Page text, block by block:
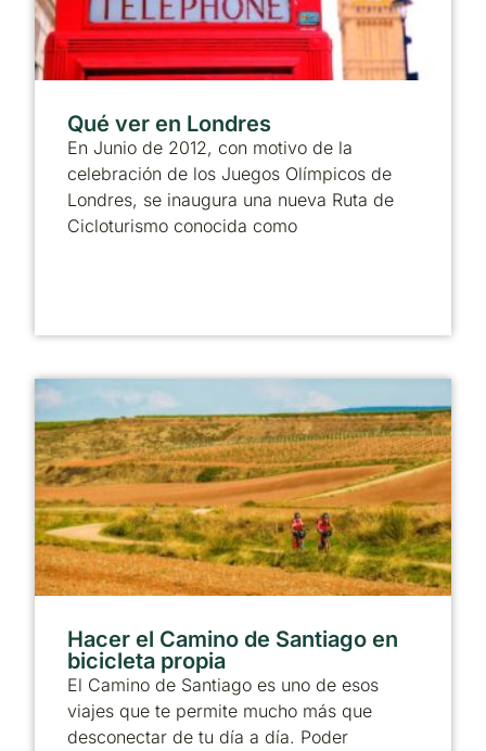
Qué ver en Londres
En Junio de 2012, con motivo de la
celebración de los Juegos Olímpicos de
Londres, se inaugura una nueva Ruta de
Cicloturismo conocida como
Hacer el Camino de Santiago en
bicicleta propia
El Camino de Santiago es uno de esos
viajes que te permite mucho más que
desconectar de tu día a día. Poder